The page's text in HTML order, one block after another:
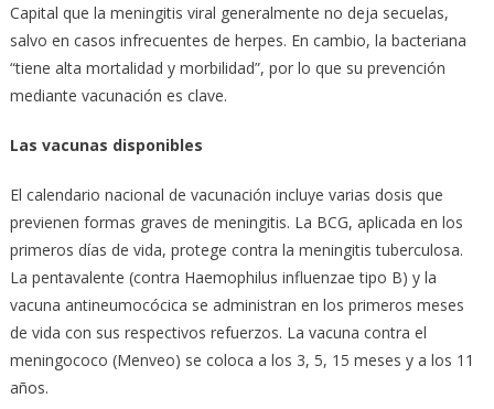
Capital que la meningitis viral generalmente no deja secuelas,
salvo en casos infrecuentes de herpes. En cambio, la bacteriana
“tiene alta mortalidad y morbilidad”, por lo que su prevención
mediante vacunación es clave.
Las vacunas disponibles
El calendario nacional de vacunación incluye varias dosis que
previenen formas graves de meningitis. La BCG, aplicada en los
primeros días de vida, protege contra la meningitis tuberculosa.
La pentavalente (contra Haemophilus influenzae tipo B) y la
vacuna antineumocócica se administran en los primeros meses
de vida con sus respectivos refuerzos. La vacuna contra el
meningococo (Menveo) se coloca a los 3, 5, 15 meses y a los 11
años.